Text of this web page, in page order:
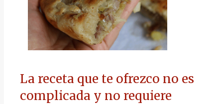
La receta que te ofrezco no es
complicada y no requiere